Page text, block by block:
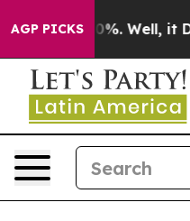
AGP PICKS
40%. Well, it Didn’t